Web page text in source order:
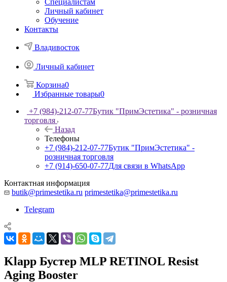
Специалистам
Личный кабинет
Обучение
Контакты
Владивосток
Личный кабинет
Корзина0
Избранные товары0
+7 (984)-212-07-77Бутик "ПримЭстетика" - розничная
торговля
Назад
Телефоны
+7 (984)-212-07-77Бутик "ПримЭстетика" -
розничная торговля
+7 (914)-650-07-77Для связи в WhatsApp
Контактная информация
butik@primestetika.ru primestetika@primestetika.ru
Telegram
Klapp Бустер MLP RETINOL Resist
Aging Booster